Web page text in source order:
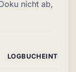
nicht ab,
LOGBUCHEINTRÄGE